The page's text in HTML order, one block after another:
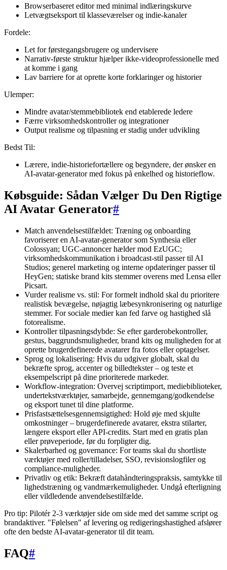
Browserbaseret editor med minimal indlæringskurve
Letvægtseksport til klasseværelser og indie-kanaler
Fordele:
Let for førstegangsbrugere og undervisere
Narrativ-første struktur hjælper ikke-videoprofessionelle med
at komme i gang
Lav barriere for at oprette korte forklaringer og historier
Ulemper:
Mindre avatar/stemmebibliotek end etablerede ledere
Færre virksomhedskontroller og integrationer
Output realisme og tilpasning er stadig under udvikling
Bedst Til:
Lærere, indie-historiefortællere og begyndere, der ønsker en
AI-avatar-generator med fokus på enkelhed og historieflow.
Købsguide: Sådan Vælger Du Den Rigtige
AI Avatar Generator#
Match anvendelsestilfældet: Træning og onboarding
favoriserer en AI-avatar-generator som Synthesia eller
Colossyan; UGC-annoncer hælder mod EzUGC;
virksomhedskommunikation i broadcast-stil passer til AI
Studios; generel marketing og interne opdateringer passer til
HeyGen; statiske brand kits stemmer overens med Lensa eller
Picsart.
Vurder realisme vs. stil: For formelt indhold skal du prioritere
realistisk bevægelse, nøjagtig læbesynkronisering og naturlige
stemmer. For sociale medier kan fed farve og hastighed slå
fotorealisme.
Kontroller tilpasningsdybde: Se efter garderobekontroller,
gestus, baggrundsmuligheder, brand kits og muligheden for at
oprette brugerdefinerede avatarer fra fotos eller optagelser.
Sprog og lokalisering: Hvis du udgiver globalt, skal du
bekræfte sprog, accenter og billedtekster – og teste et
eksempelscript på dine prioriterede markeder.
Workflow-integration: Overvej scriptimport, mediebiblioteker,
undertekstværktøjer, samarbejde, gennemgang/godkendelse
og eksport tunet til dine platforme.
Prisfastsættelsesgennemsigtighed: Hold øje med skjulte
omkostninger – brugerdefinerede avatarer, ekstra stilarter,
længere eksport eller API-credits. Start med en gratis plan
eller prøveperiode, før du forpligter dig.
Skalerbarhed og governance: For teams skal du shortliste
værktøjer med roller/tilladelser, SSO, revisionslogfiler og
compliance-muligheder.
Privatliv og etik: Bekræft datahåndteringspraksis, samtykke til
lighedstræning og vandmærkemuligheder. Undgå efterligning
eller vildledende anvendelsestilfælde.
Pro tip: Pilotér 2-3 værktøjer side om side med det samme script og
brandaktiver. "Følelsen" af levering og redigeringshastighed afslører
ofte den bedste AI-avatar-generator til dit team.
FAQ#